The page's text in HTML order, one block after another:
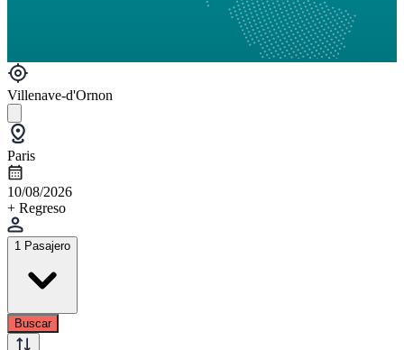
Villenave-d'Ornon
Paris
10/08/2026
+ Regreso
1 Pasajero
Buscar